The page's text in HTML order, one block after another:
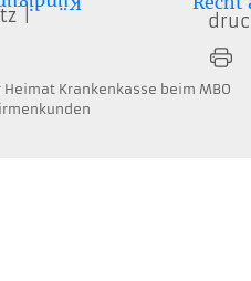
Krankenkasse beim MBO